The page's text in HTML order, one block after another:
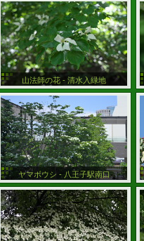
山法師の花 - 清水入緑地
ヤマボウシ - 八王子駅南口